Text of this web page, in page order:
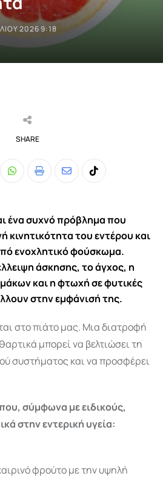
2026 9:18
SHARE
Whatsapp
Print
ShareTiktok
ένα συχνό πρόβλημα που
κινητικότητα του εντέρου και
ενοχλητικό φούσκωμα.
άσκησης, το άγχος, η
και η φτωχή σε φυτικές
στην εμφάνισή της.
στο πιάτο μας. Μια διατροφή
μπορεί να βελτιώσει τη
συστήματος και να προσφέρει
σύμφωνα με ειδικούς,
στην εντερική υγεία:
φρούτο με την υψηλή